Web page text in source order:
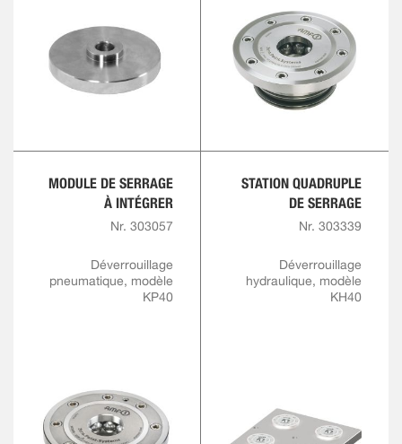
MODULE DE SERRAGE
À INTÉGRER
Nr. 303057
Déverrouillage
pneumatique, modèle
KP40
STATION QUADRUPLE
DE SERRAGE
Nr. 303339
Déverrouillage
hydraulique, modèle
KH40